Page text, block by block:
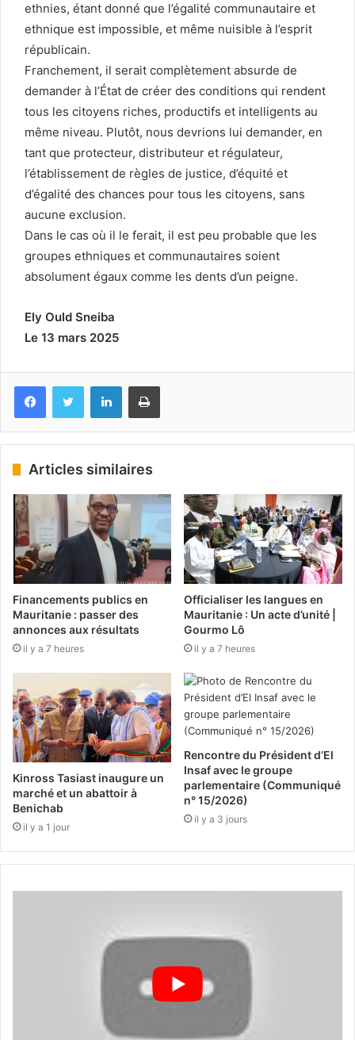
ethnies, étant donné que l’égalité communautaire et
ethnique est impossible, et même nuisible à l’esprit
républicain.
Franchement, il serait complètement absurde de
demander à l’État de créer des conditions qui rendent
tous les citoyens riches, productifs et intelligents au
même niveau. Plutôt, nous devrions lui demander, en
tant que protecteur, distributeur et régulateur,
l’établissement de règles de justice, d’équité et
d’égalité des chances pour tous les citoyens, sans
aucune exclusion.
Dans le cas où il le ferait, il est peu probable que les
groupes ethniques et communautaires soient
absolument égaux comme les dents d’un peigne.
Ely Ould Sneiba
Le 13 mars 2025
FacebookTwitter LinkedinImprimer
Articles similaires
Financements publics en
Mauritanie : passer des
annonces aux résultats
il y a 7 heures
Officialiser les langues en
Mauritanie : Un acte d’unité |
Gourmo Lô
il y a 7 heures
Kinross Tasiast inaugure un
marché et un abattoir à
Benichab
il y a 1 jour
Rencontre du Président d’El
Insaf avec le groupe
parlementaire (Communiqué
n° 15/2026)
il y a 3 jours